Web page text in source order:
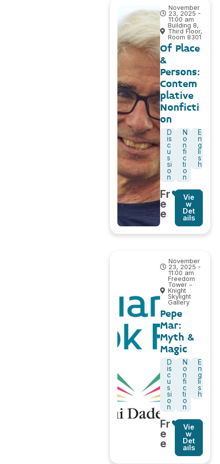
November
23, 2025 -
11:00 am
Building 8,
Third Floor,
Room 8301
Of Place
&
Persons:
Contem
plative
Nonficti
on
D
is
c
u
s
si
o
n
N
o
n
fi
c
ti
o
n
E
n
g
li
s
h
Fr
e
e
Vie
w
Det
ails
November
23, 2025 -
11:00 am
Freedom
Tower –
Knight
Skylight
Gallery
Pepe
Mar:
Myth &
Magic
D
is
c
u
s
si
o
n
N
o
n
fi
c
ti
o
n
E
n
g
li
s
h
Fr
e
e
Vie
w
Det
ails